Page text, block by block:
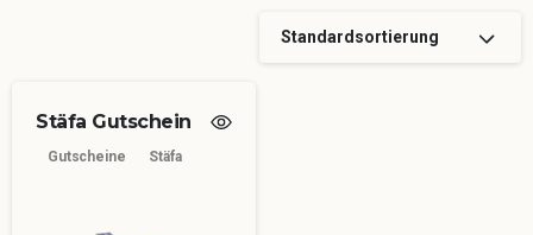
Standardsortierung
Stäfa Gutschein
Gutscheine Stäfa